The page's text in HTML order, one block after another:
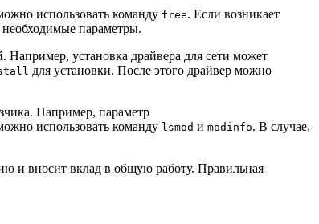
использовать команду free. Если возникает
параметры.
установка драйвера для сети может
для установки. После этого драйвер можно
Например, параметр
использовать команду lsmod и modinfo. В случае,
и вносит вклад в общую работу. Правильная